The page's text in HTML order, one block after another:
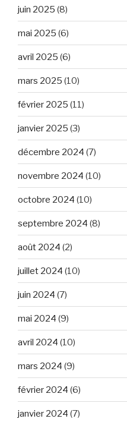
juin 2025 (8)
mai 2025 (6)
avril 2025 (6)
mars 2025 (10)
février 2025 (11)
janvier 2025 (3)
décembre 2024 (7)
novembre 2024 (10)
octobre 2024 (10)
septembre 2024 (8)
août 2024 (2)
juillet 2024 (10)
juin 2024 (7)
mai 2024 (9)
avril 2024 (10)
mars 2024 (9)
février 2024 (6)
janvier 2024 (7)